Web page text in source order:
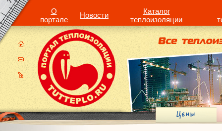
О
портале
Новости
Каталог
теплоизоляции